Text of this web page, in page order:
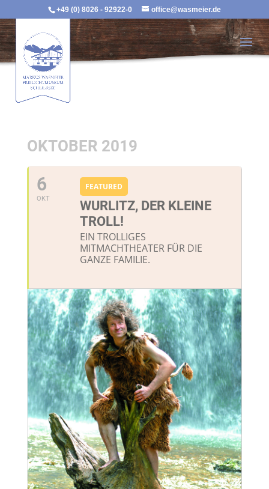
+49 (0) 8026 - 92922-0 office@wasmeier.de
OKTOBER 2019
6
OKT
FEATURED
WURLITZ, DER KLEINE
TROLL!
EIN TROLLIGES
MITMACHTHEATER FÜR DIE
GANZE FAMILIE.